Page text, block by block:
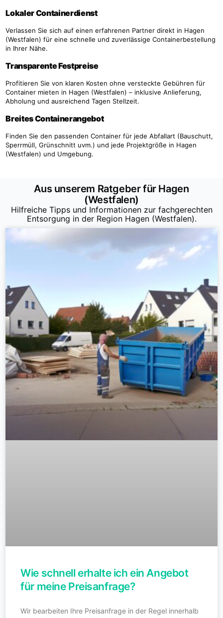
Lokaler Containerdienst
Verlassen Sie sich auf einen erfahrenen Partner direkt in Hagen
(Westfalen) für eine schnelle und zuverlässige Containerbestellung
in Ihrer Nähe.
Transparente Festpreise
Profitieren Sie von klaren Kosten ohne versteckte Gebühren für
Container mieten in Hagen (Westfalen) – inklusive Anlieferung,
Abholung und ausreichend Tagen Stellzeit.
Breites Containerangebot
Finden Sie den passenden Container für jede Abfallart (Bauschutt,
Sperrmüll, Grünschnitt uvm.) und jede Projektgröße in Hagen
(Westfalen) und Umgebung.
Aus unserem Ratgeber für Hagen
(Westfalen)
Hilfreiche Tipps und Informationen zur fachgerechten
Entsorgung in der Region Hagen (Westfalen).
Wie schnell erhalte ich ein Angebot
für meine Preisanfrage?
Wir bearbeiten Ihre Preisanfrage in der Regel innerhalb